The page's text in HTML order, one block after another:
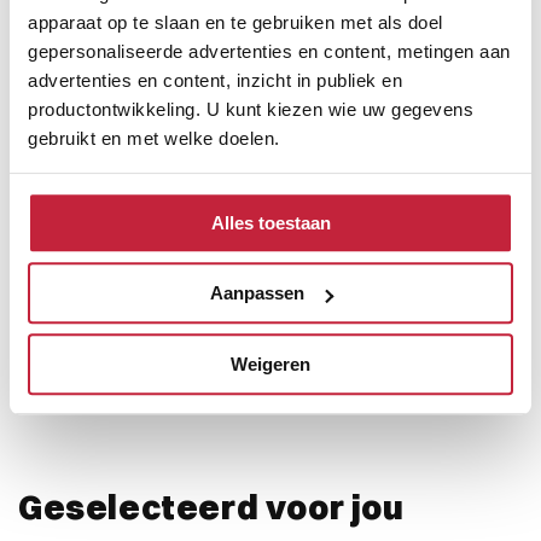
apparaat op te slaan en te gebruiken met als doel
gepersonaliseerde advertenties en content, metingen aan
advertenties en content, inzicht in publiek en
productontwikkeling. U kunt kiezen wie uw gegevens
gebruikt en met welke doelen.
Als u het toestaat, willen we ook graag:
Informatie verzamelen over uw geografische
locatie, die tot een paar meter nauwkeurig kan zijn
Uw apparaat identificeren door het actief te
scannen op specifieke eigenschappen (fingerprinting)
verwerkt en stel uw voorkeuren in het
U kunt uw toestemming op elk moment wijzigen of
We gebruiken cookies om content en advertenties te
personaliseren, om functies voor social media te bieden
Alles toestaan
Aanpassen
Weigeren
Ontdek de verschillende
merken
Geselecteerd voor jou